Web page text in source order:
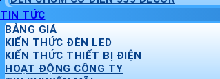
TIN TỨC
BẢNG GIÁ
KIẾN THỨC ĐÈN LED
KIẾN THỨC THIẾT BỊ ĐIỆN
HOẠT ĐỘNG CÔNG TY